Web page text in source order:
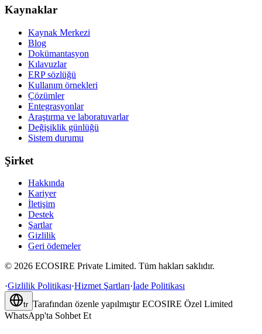
Kaynaklar
Kaynak Merkezi
Blog
Dokümantasyon
Kılavuzlar
ERP sözlüğü
Kullanım örnekleri
Çözümler
Entegrasyonlar
Araştırma ve laboratuvarlar
Değişiklik günlüğü
Sistem durumu
Şirket
Hakkında
Kariyer
İletişim
Destek
Şartlar
Gizlilik
Geri ödemeler
© 2026 ECOSIRE Private Limited. Tüm hakları saklıdır.
·Gizlilik Politikası·Hizmet Şartları·İade Politikası
tr Tarafından özenle yapılmıştır ECOSIRE Özel Limited
WhatsApp'ta Sohbet Et